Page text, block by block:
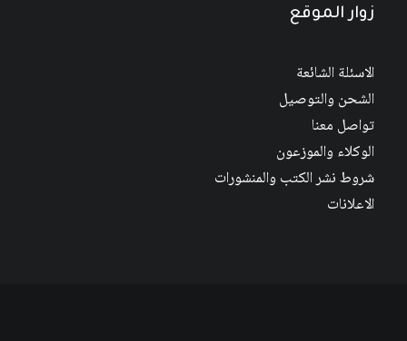
زوار الموقع
الاسئلة الشائعة
الشحن والتوصيل
تواصل معنا
الوكلاء والموزعون
شروط نشر الكتب والمنشورات
الاعلانات